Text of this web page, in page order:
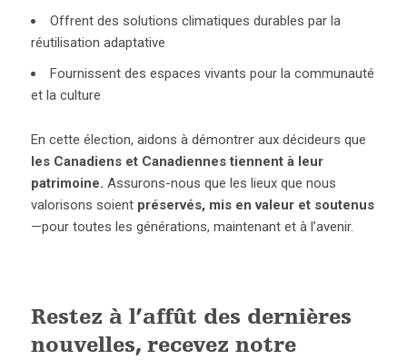
Offrent des solutions climatiques durables par la
réutilisation adaptative
Fournissent des espaces vivants pour la communauté
et la culture
En cette élection, aidons à démontrer aux décideurs que
les Canadiens et Canadiennes tiennent à leur
patrimoine. Assurons-nous que les lieux que nous
valorisons soient préservés, mis en valeur et soutenus
—pour toutes les générations, maintenant et à l’avenir.
Restez à l’affût des dernières
nouvelles, recevez notre